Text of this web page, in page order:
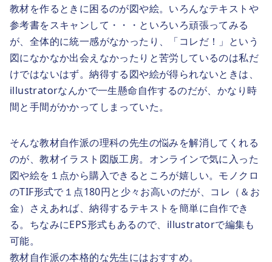
教材を作るときに困るのが図や絵。いろんなテキストや
参考書をスキャンして・・・といろいろ頑張ってみる
が、全体的に統一感がなかったり、「コレだ！」という
図になかなか出会えなかったりと苦労しているのは私だ
けではないはず。納得する図や絵が得られないときは、
illustratorなんかで一生懸命自作するのだが、かなり時
間と手間がかかってしまっていた。
そんな教材自作派の理科の先生の悩みを解消してくれる
のが、教材イラスト図版工房。オンラインで気に入った
図や絵を１点から購入できるところが嬉しい。モノクロ
のTIF形式で１点180円と少々お高いのだが、コレ（＆お
金）さえあれば、納得するテキストを簡単に自作でき
る。ちなみにEPS形式もあるので、illustratorで編集も
可能。
教材自作派の本格的な先生にはおすすめ。